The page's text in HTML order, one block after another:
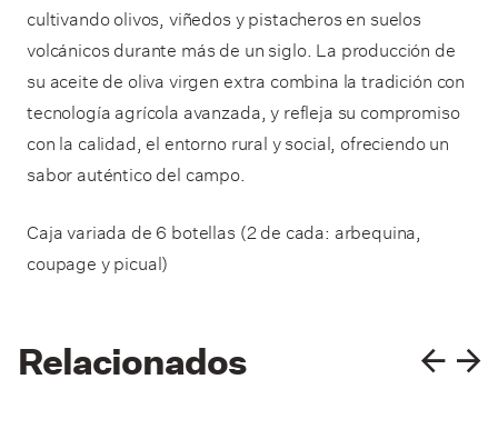
cultivando olivos, viñedos y pistacheros en suelos
volcánicos durante más de un siglo. La producción de
su aceite de oliva virgen extra combina la tradición con
tecnología agrícola avanzada, y refleja su compromiso
con la calidad, el entorno rural y social, ofreciendo un
sabor auténtico del campo.
Caja variada de 6 botellas (2 de cada: arbequina,
coupage y picual)
Relacionados